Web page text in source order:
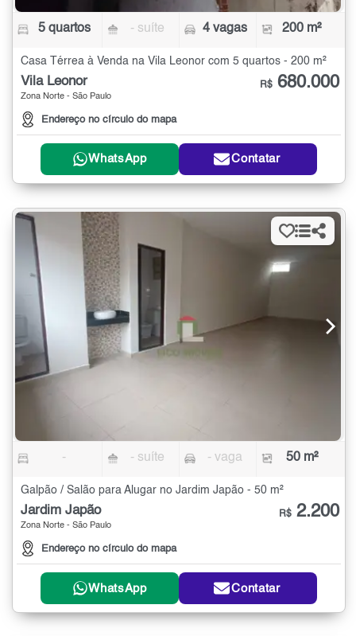
5 quartos - suíte 4 vagas 200 m²
Casa Térrea à Venda na Vila Leonor com 5 quartos - 200 m²
Vila Leonor
Zona Norte - São Paulo
Endereço no círculo do mapa
R$ 680.000
WhatsApp Contatar
- - suíte - vaga 50 m²
Galpão / Salão para Alugar no Jardim Japão - 50 m²
Jardim Japão
Zona Norte - São Paulo
Endereço no círculo do mapa
R$ 2.200
WhatsApp Contatar